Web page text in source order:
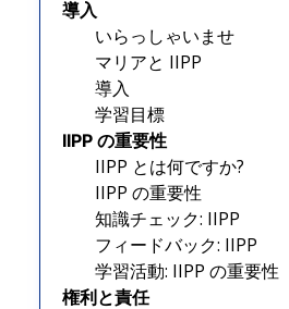
導入
いらっしゃいませ
マリアと IIPP
導入
学習目標
IIPP の重要性
IIPP とは何ですか?
IIPP の重要性
知識チェック: IIPP
フィードバック: IIPP
学習活動: IIPP の重要性
権利と責任